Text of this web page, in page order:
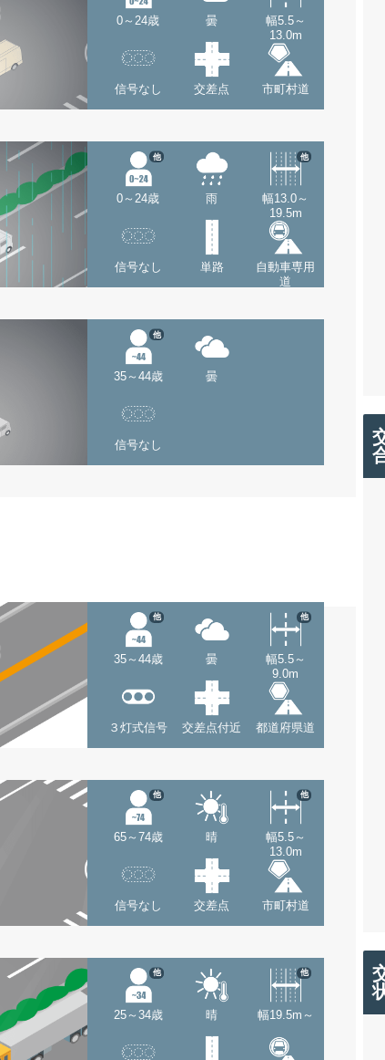
0～24歳 曇
幅5.5～
13.0m
信号なし 交差点 市町村道
0～24歳
他
雨
幅13.0～
19.5m
他
信号なし 単路
自動車専用
道
35～44歳
他
曇
信号なし
35～44歳
他
曇
幅5.5～
9.0m
他
３灯式信号 交差点付近 都道府県道
65～74歳
他
晴
幅5.5～
13.0m
他
信号なし 交差点 市町村道
25～34歳
他
晴 幅19.5m～
他